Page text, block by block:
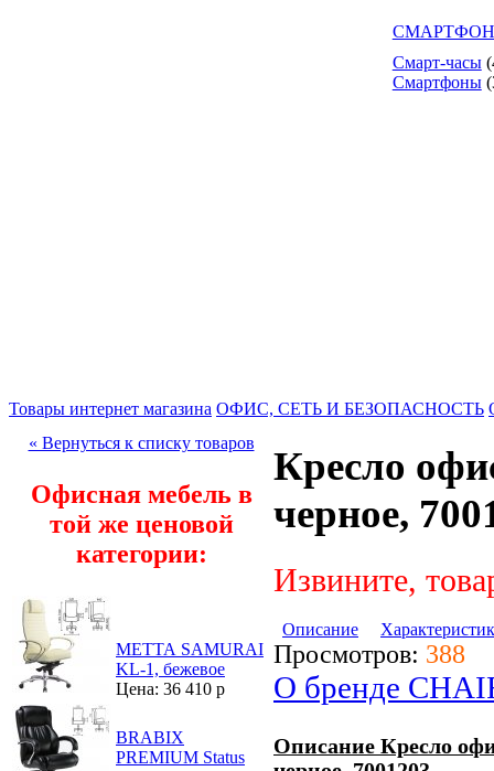
Смарт-часы
Смартфоны
Товары интернет магазина ОФИС, СЕТЬ И БЕЗОПАСНОСТЬ
« Вернуться к списку товаров
Офисная мебель в
той же ценовой
категории:
МЕТТА SAMURAI
KL-1, бежевое
Цена: 36 410 р
BRABIX
PREMIUM Status
Кресло
черное,
Извините,
Описание
Просмотров: 388
О бренде
Описание Кресло